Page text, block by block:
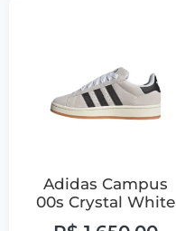
Adidas Campus
00s Crystal White